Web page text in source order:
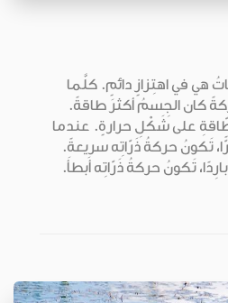
هي في اهتِزازٍ دائمٍ. كلَّما
كان الجِسمُ أكثرَ طاقةً.
على شَكْلِ حرارةٍ. عندما
تَكونُ حركةُ ذَرّاتِه سريعةً.
تَكونُ حركةُ ذَرّاتِه أَبطأَ.